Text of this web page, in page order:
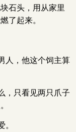
石头，用从家里
了起来。
人，他这个饲主算
，只看见两只爪子
。